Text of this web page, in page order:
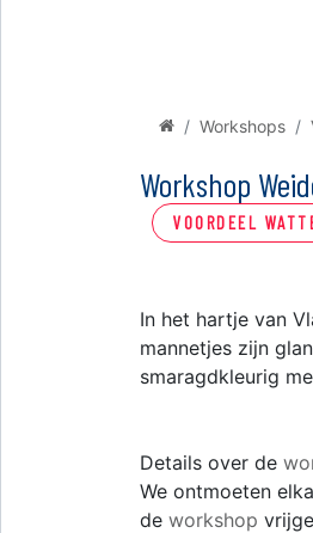
Workshops
Workshop
VOORDEEL
In het hartje van
mannetjes zijn
smaragdkleurig
Details over de
We ontmoeten
de workshop